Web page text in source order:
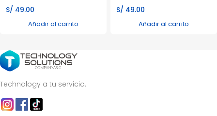
S/ 49.00
Añadir al carrito
S/ 49.00
Añadir al carrito
Technology a tu servicio.